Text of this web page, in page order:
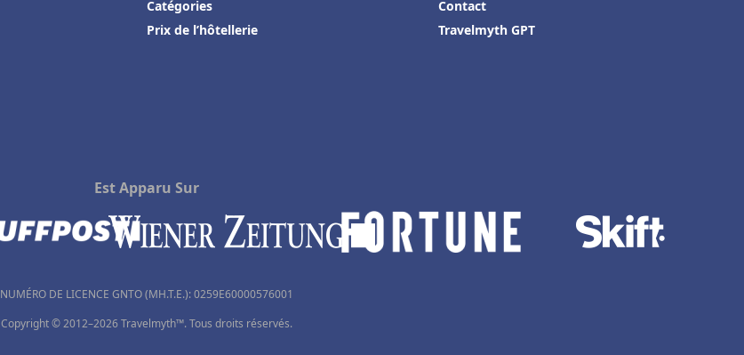
Catégories
Prix de l’hôtellerie
Contact
Travelmyth GPT
Est Apparu Sur
NUMÉRO DE LICENCE GNTO (MH.T.E.): 0259Ε60000576001
Copyright © 2012–2026 Travelmyth™. Tous droits réservés.